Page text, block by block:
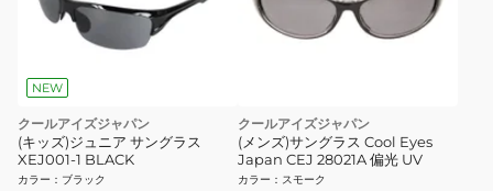
NEW
クールアイズジャパン
(キッズ)ジュニア サングラス
XEJ001-1 BLACK
カラー ： ブラック
クールアイズジャパン
(メンズ)サングラス Cool Eyes
Japan CEJ 28021A 偏光 UV
カラー ： スモーク